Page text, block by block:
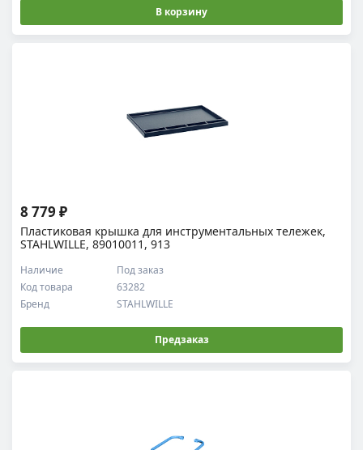
В корзину
Пластиковая крышка для инструментальных тележек,
STAHLWILLE, 89010011, 913
Код товара 63282
Наличие Под заказ
Бренд STAHLWILLE
8 779 ₽
Предзаказ